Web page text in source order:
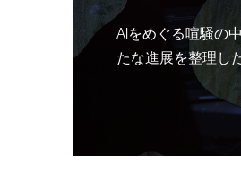
AIをめぐる喧騒の
たな進展を整理し